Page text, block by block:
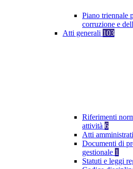
Piano triennale
corruzione e
Atti generali 103
Riferimenti
attività 6
Atti
Documenti di
gestionale 1
Statuti e leggi